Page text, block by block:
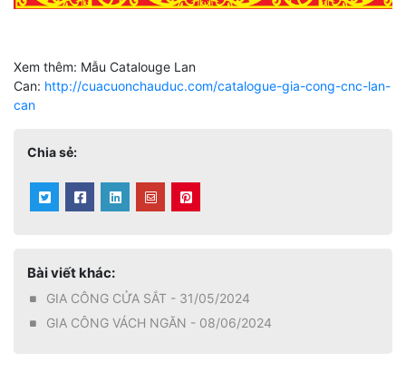
Xem thêm: Mẫu Catalouge Lan
Can: http://cuacuonchauduc.com/catalogue-gia-cong-cnc-lan-
can
Chia sẻ:
Bài viết khác:
GIA CÔNG CỬA SẮT - 31/05/2024
GIA CÔNG VÁCH NGĂN - 08/06/2024